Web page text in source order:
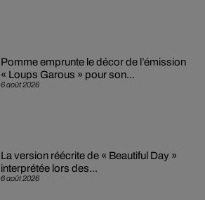
6 août 2026
Pomme emprunte le décor de l’émission
« Loups Garous » pour son...
6 août 2026
La version réécrite de « Beautiful Day »
interprétée lors des...